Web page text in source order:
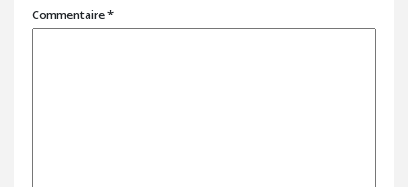
Commentaire*